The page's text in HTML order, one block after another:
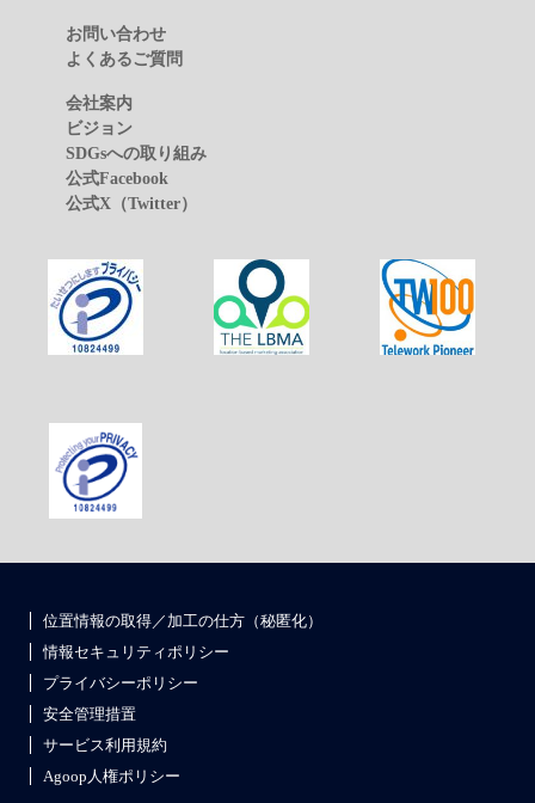
お問い合わせ
よくあるご質問
会社案内
ビジョン
SDGsへの取り組み
公式Facebook
公式X（Twitter）
位置情報の取得／加工の仕方（秘匿化）
情報セキュリティポリシー
プライバシーポリシー
安全管理措置
サービス利用規約
Agoop人権ポリシー